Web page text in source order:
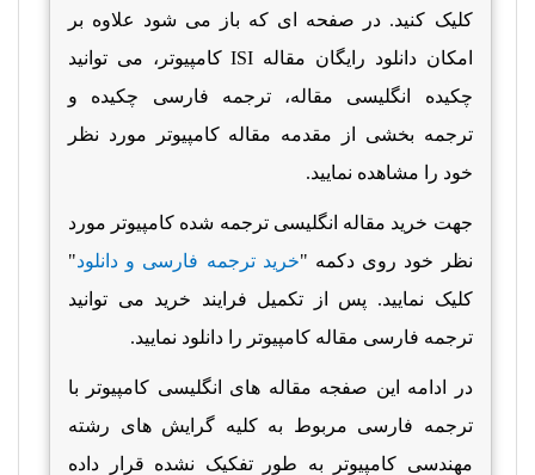
کلیک کنید. در صفحه ای که باز می شود علاوه بر
امکان دانلود رایگان مقاله ISI کامپیوتر، می توانید
چکیده انگلیسی مقاله، ترجمه فارسی چکیده و
ترجمه بخشی از مقدمه مقاله کامپیوتر مورد نظر
خود را مشاهده نمایید.
جهت خرید مقاله انگلیسی ترجمه شده کامپیوتر مورد
نظر خود روی دکمه "خرید ترجمه فارسی و دانلود"
کلیک نمایید. پس از تکمیل فرایند خرید می توانید
ترجمه فارسی مقاله کامپیوتر را دانلود نمایید.
در ادامه این صفجه مقاله های انگلیسی کامپیوتر با
ترجمه فارسی مربوط به کلیه گرایش های رشته
مهندسی کامپیوتر به طور تفکیک نشده قرار داده